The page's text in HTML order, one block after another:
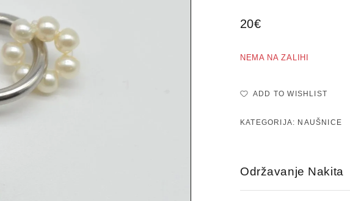
20€
NEMA NA ZALIHI
ADD TO WISHLIST
KATEGORIJA: NAUŠNICE
Održavanje Nakita